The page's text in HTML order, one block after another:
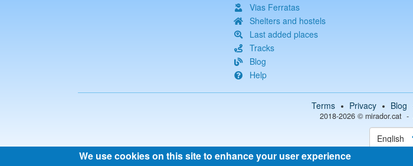
Vias Ferratas
Shelters and hostels
Last added places
Tracks
Blog
Help
Terms Privacy Blog
2018-2026 © mirador.cat
Select
your
We use cookies on this site to enhance your user experience